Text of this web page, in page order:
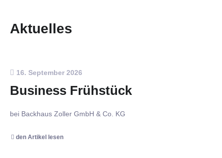
Aktuelles
16. September 2026
Business Frühstück
bei Backhaus Zoller GmbH & Co. KG
den Artikel lesen